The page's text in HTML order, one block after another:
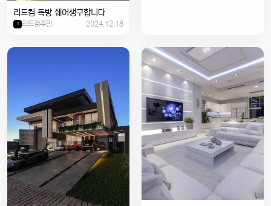
리드컴 독방 쉐어생구합니다
1 리드컴주민 2024.12.18